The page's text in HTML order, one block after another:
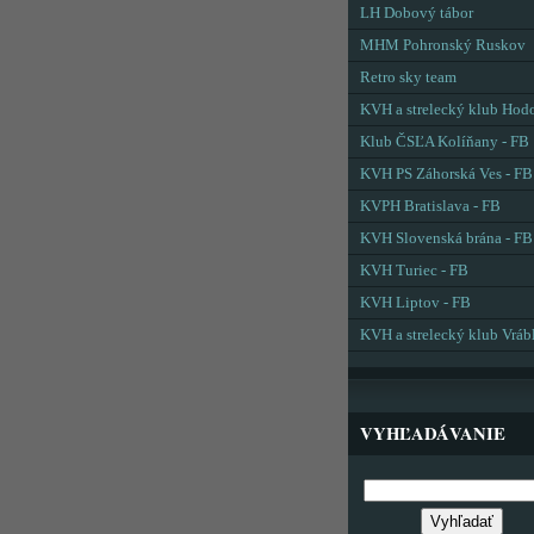
LH Dobový tábor
MHM Pohronský Ruskov
Retro sky team
KVH a strelecký klub
Klub ČSĽA Kolíňany - FB
KVH PS Záhorská Ves - FB
KVPH Bratislava - FB
KVH Slovenská brána - FB
KVH Turiec - FB
KVH Liptov - FB
KVH a strelecký klub
VYHĽADÁVANIE